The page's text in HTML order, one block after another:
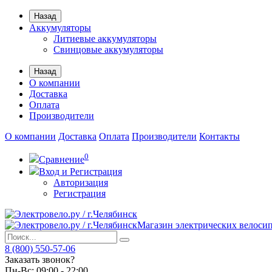
Назад
Аккумуляторы
Литиевые аккумуляторы
Свинцовые аккумуляторы
Назад
О компании
Доставка
Оплата
Производители
О компании Доставка Оплата Производители Контакты
Сравнение0
Вход и Регистрация
Авторизация
Регистрация
Магазин электрических
8 (800) 550-57-06
Заказать звонок?